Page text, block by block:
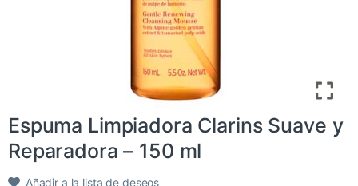
Espuma Limpiadora Clarins Suave y
Reparadora – 150 ml
Añadir a la lista de deseos